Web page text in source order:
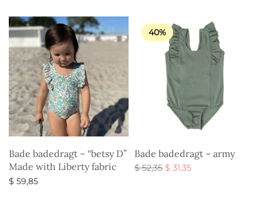
Bade badedragt – “betsy D”
Made with Liberty fabric
$ 59,85
40%
Bade badedragt – army
$52,35 Den
$ 31,35Den